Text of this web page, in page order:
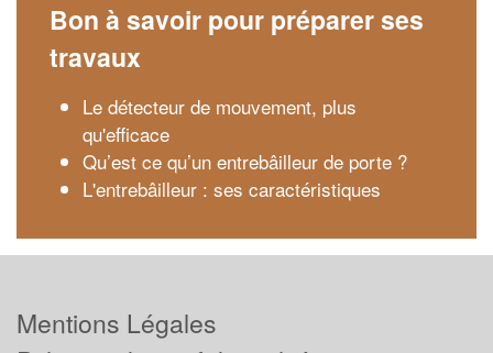
Bon à savoir pour préparer ses
travaux
Le détecteur de mouvement, plus
qu'efficace
Qu’est ce qu’un entrebâilleur de porte ?
L'entrebâilleur : ses caractéristiques
Mentions Légales